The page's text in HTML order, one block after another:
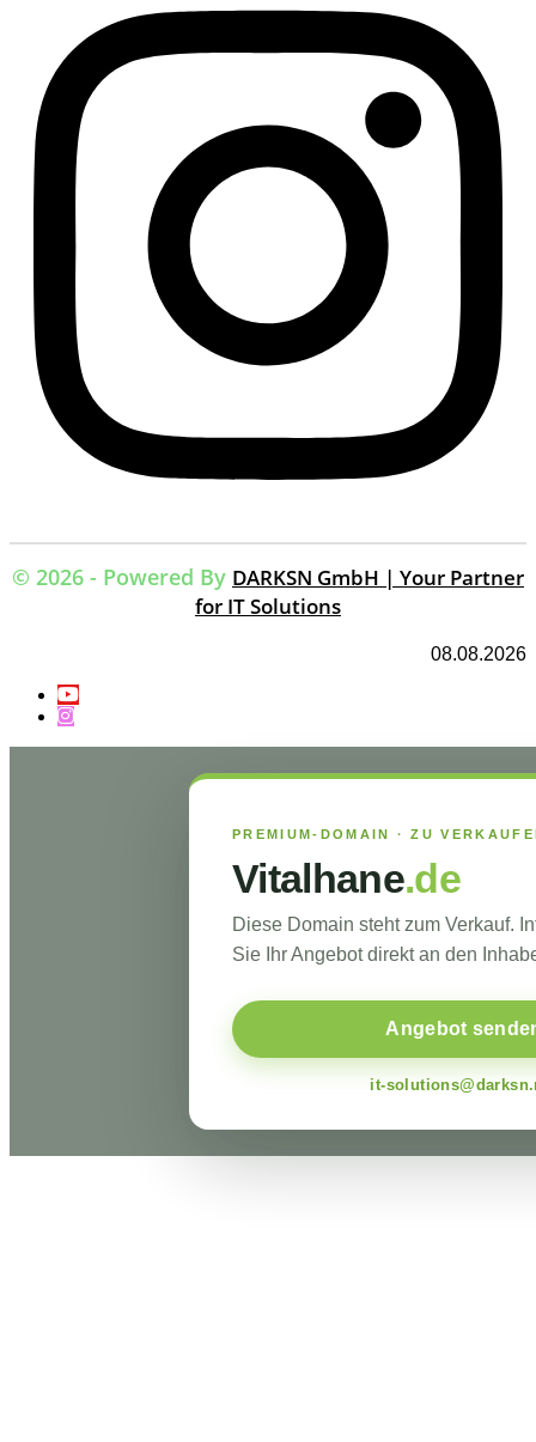
© 2026 - Powered By DARKSN GmbH | Your Partner
for IT Solutions
08.08.2026
PREMIUM-DOMAIN · ZU
Vitalhane.de
Diese Domain steht zum Verkauf.
Sie Ihr Angebot direkt an den
Angebot
it-